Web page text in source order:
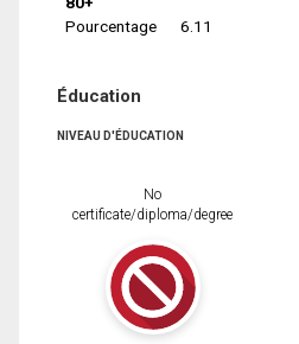
Pourcentage
6.11
Éducation
NIVEAU D'ÉDUCATION
No
certificate/diploma/degree